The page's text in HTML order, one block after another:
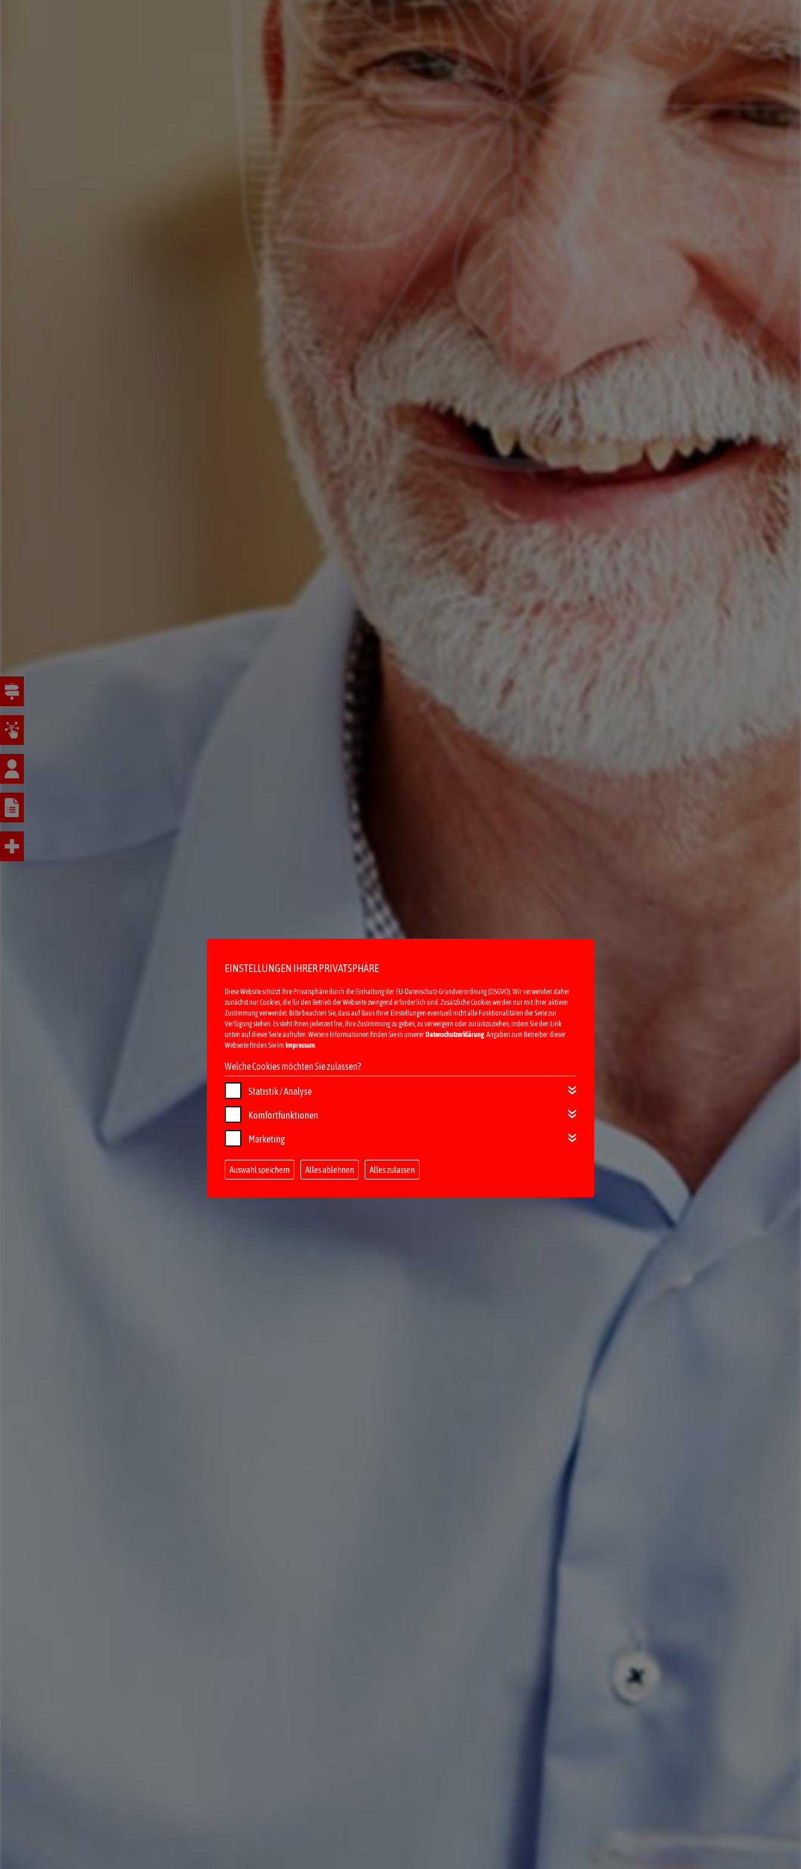
EINSTELLUNGEN IHRER PRIVATSPHÄRE
Diese Website schützt Ihre Privatsphäre durch die Einhaltung der EU-Datenschutz-Grundverordnung (DSGVO). Wir verwenden daher
zunächst nur Cookies, die für den Betrieb der Webseite zwingend erforderlich sind. Zusätzliche Cookies werden nur mit Ihrer aktiven
Zustimmung verwendet. Bitte beachten Sie, dass auf Basis Ihrer Einstellungen eventuell nicht alle Funktionalitäten der Seite zur
Verfügung stehen. Es steht Ihnen jederzeit frei, Ihre Zustimmung zu geben, zu verweigern oder zurückzuziehen, indem Sie den Link
unten auf dieser Seite aufrufen. Weitere Informationen finden Sie in unserer Datenschutzerklärung. Angaben zum Betreiber dieser
Webseite finden Sie im Impressum.
Welche Cookies möchten Sie zulassen?
Statistik / Analyse
Komfortfunktionen
Marketing
Auswahl speichern Alles ablehnen Alles zulassen